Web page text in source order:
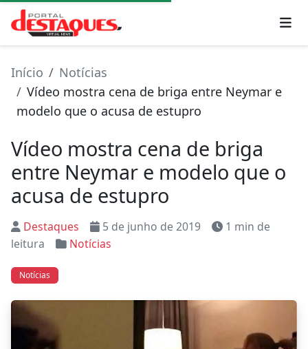
Início
Notícias
Vídeo mostra cena de briga entre Neymar e
modelo que o acusa de estupro
Vídeo mostra cena de briga
entre Neymar e modelo que o
acusa de estupro
Destaques 5 de junho de 2019
1 min de
leitura
Notícias
Notícias